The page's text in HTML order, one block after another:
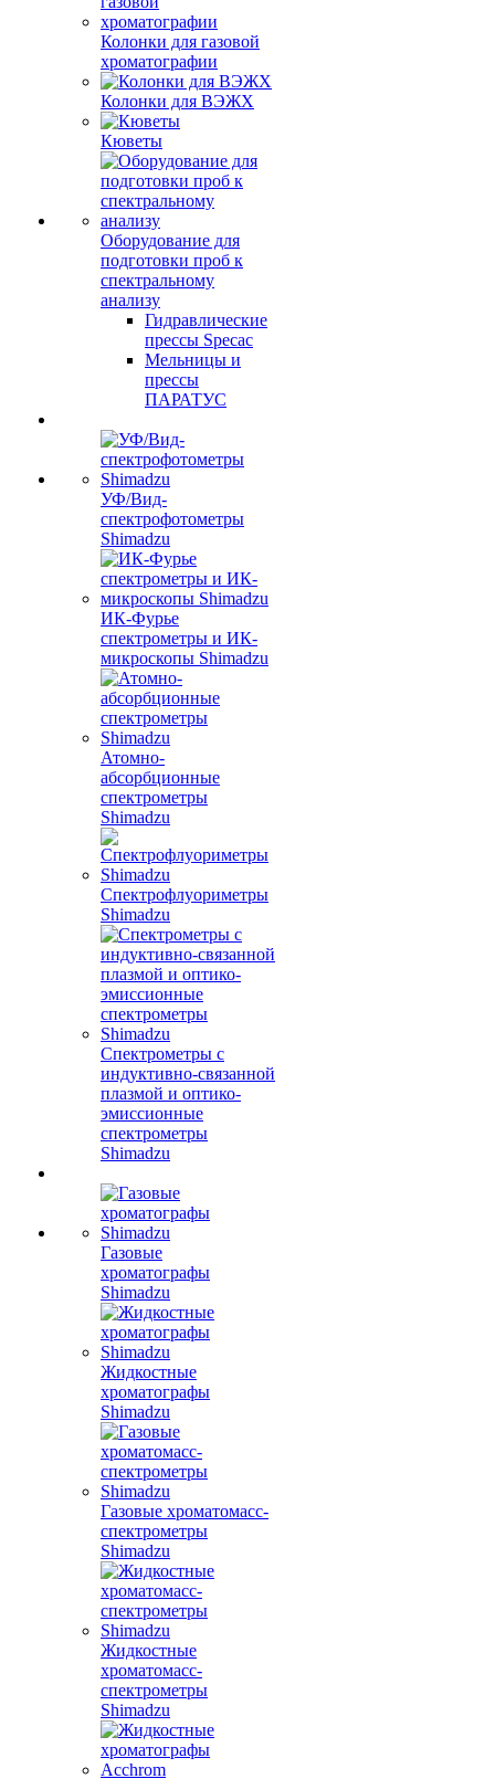
Колонки для газовой
хроматографии
Колонки для ВЭЖХ
Кюветы
Оборудование для
подготовки проб к
спектральному
анализу
Гидравлические
прессы Specac
Мельницы и
прессы
ПАРАТУС
УФ/Вид-
спектрофотометры
Shimadzu
ИК-Фурье
спектрометры и ИК-
микроскопы Shimadzu
Атомно-
абсорбционные
спектрометры
Shimadzu
Спектрофлуориметры
Shimadzu
Спектрометры с
индуктивно-связанной
плазмой и оптико-
эмиссионные
спектрометры
Shimadzu
Газовые
хроматографы
Shimadzu
Жидкостные
хроматографы
Shimadzu
Газовые хроматомасс-
спектрометры
Shimadzu
Жидкостные
хроматомасс-
спектрометры
Shimadzu